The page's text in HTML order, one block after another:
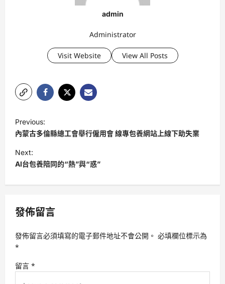
admin
Administrator
Visit Website View All Posts
o
s
t
v
g
t
Previous:
內蒙古多倫縣總工會舉行僱用會 線專包養網站上線下助失業
Next:
AI台包養陪同的“熱”與“惑”
發佈留言
發佈留言必須填寫的電子郵件地址不會公開。 必填欄位標示為
*
留言 *